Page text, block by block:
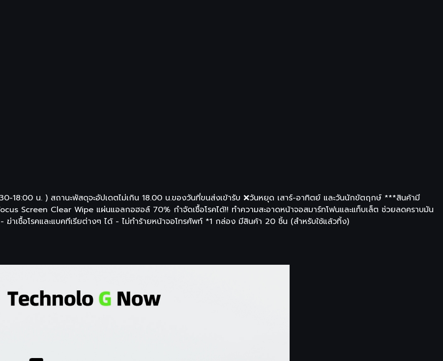
18:00 น. ) สถานะพัสดุจะอัปเดตไม่เกิน 18.00 น.ของวันที่ขนส่งเข้ารับ ❌วันหยุด เสาร์-อาทิตย์ และวันนักขัตฤกษ์ ***สินค้ามี
Screen Clear Wipe แผ่นแอลกอฮอล์ 70% กำจัดเชื้อโรคได้!! ทำความสะอาดหน้าจอสมาร์ทโฟนและแท็บเล็ต ช่วยลดคราบมัน
เชื้อโรคและแบคทีเรียต่างๆ ได้ - ไม่ทำร้ายหน้าจอโทรศัพท์ *1 กล่อง มีสินค้า 20 ชิ้น (สำหรับใช้แล้วทิ้ง)